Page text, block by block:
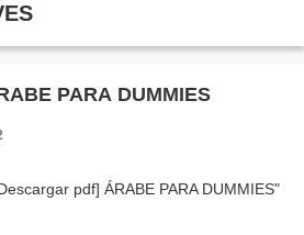
PARA DUMMIES